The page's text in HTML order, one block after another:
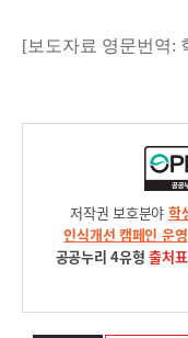
[보도자료 영문번역:
저작권 보호분야 학
인식개선 캠페인 운영
공공누리 4유형 출처